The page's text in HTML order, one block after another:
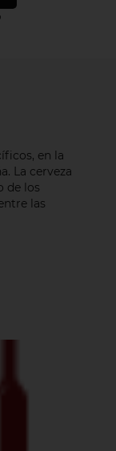
en la
La cerveza
de los
las